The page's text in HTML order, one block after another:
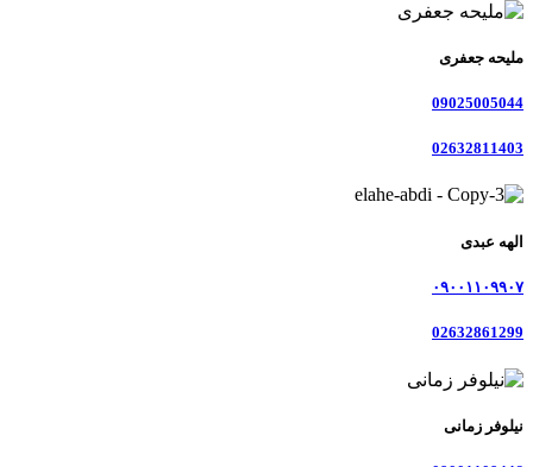
ملیحه جعفری
09025005044
02632811403
الهه عبدی
۰۹۰۰۱۱۰۹۹۰۷
02632861299
نیلوفر زمانی